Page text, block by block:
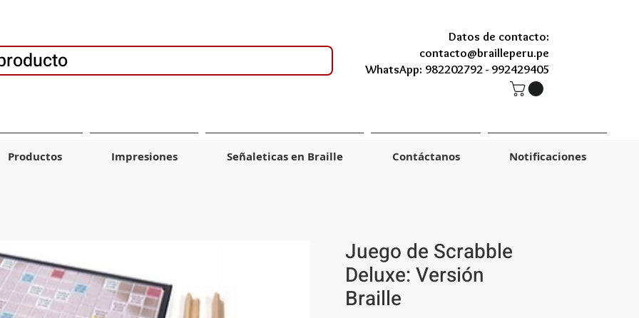
Datos de contacto:
contacto@brailleperu.pe
WhatsApp: 982202792 - 992429405
Productos Impresiones Señaleticas en Braille Contáctanos Notificaciones
Juego de Scrabble
Deluxe: Versión
Braille